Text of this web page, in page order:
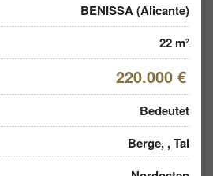
BENISSA (Alicante)
22 m²
220.000 €
Bedeutet
Berge, , Tal